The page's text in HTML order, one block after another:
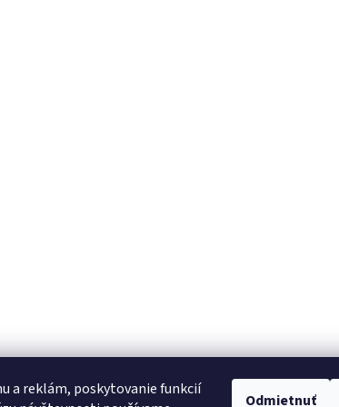
a reklám, poskytovanie funkcií
Odmietnuť